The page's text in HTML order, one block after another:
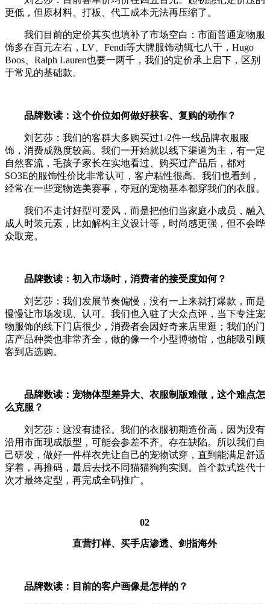
更低，但原材料、打板、代工成本无法再压缩了。
我们目前的定价其实也填补了市场空白：市面普通宠物服
饰多在百元左右，LV、Fendi等大牌服饰动辄七八千，Hugo
Boos、Ralph Lauren也要一两千，我们的定价承上启下，区别
于常见的基础款。
品牌数读：这个价位如何做好获客、复购的动作？
刘艺莎：我们的客群大多购买过1-2件一线品牌衣服服
饰，消费成熟度较高。我们一开始就以线下渠道为主，有一定
自然客流，毛孩子家长在实地看过、购买过产品后，都对
SO3E的服饰性价比非常认可，客户粘性很高。我们也看到，
经常在一些宠物选美赛事，夺冠的宠物基本都穿我们的衣服。
我们不走讨好型可爱风，而是把他们当家庭小成员，融入
成人时装元素，比如解构主义设计等，时尚感更强，但不会哗
众取宠。
品牌数读：初入市场时，消费者的接受度如何？
刘艺莎：我们发展节奏偏慢，没有一上来就打爆款，而是
慢慢让市场发现、认可。我们也入驻了大众点评，当下专注宠
物服饰的线下门店很少，消费者会因好奇来店里逛；我们的门
店产品种类也非常齐全，做的像一个小型博物馆，也能吸引顾
客到店选购。
品牌数读：宠物体型差异大、衣服制版难做，这个难点怎
么克服？
刘艺莎：这没有捷径。我们的衣服初期造价高，因为没有
沿用市面现成版型，可能会参差不齐、存在缺陷。所以我们自
己研发，做好一件样衣先让自己的宠物试穿，直到能满足舒适
穿着，再推码，最后去找不同猫猫狗狗实测。首个款式迭代十
次才最终定型，再完成全码推广。
02
直营打样、买手店渗透、剑指海外
品牌数读：目前的客户画像是怎样的？